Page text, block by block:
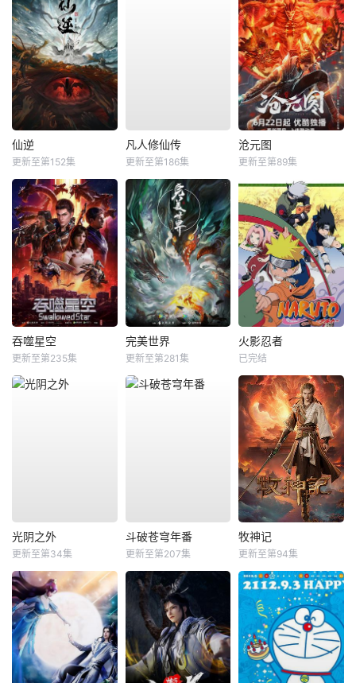
仙逆
更新至第152集
凡人修仙传
更新至第186集
沧元图
更新至第89集
吞噬星空
更新至第235集
完美世界
更新至第281集
火影忍者
已完结
光阴之外
更新至第34集
斗破苍穹年番
更新至第207集
牧神记
更新至第94集